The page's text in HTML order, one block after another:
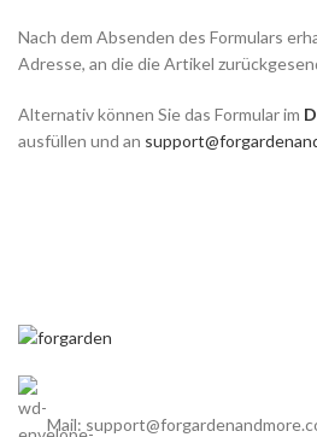
Nach dem Absenden des Formulars
Adresse, an die die Artikel
Alternativ können Sie das Formular im
ausfüllen und an
Mail: